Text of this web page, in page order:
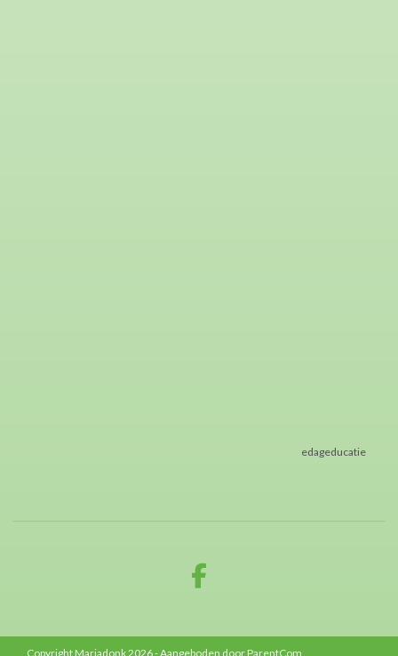
edageducatie
Copyright Mariadonk 2026 - Aangeboden doorParentCom